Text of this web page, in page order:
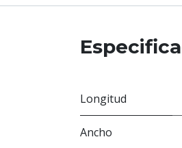
Longitud
Ancho